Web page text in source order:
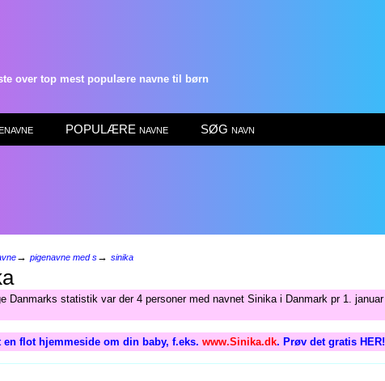
over top mest populære navne til børn
POPULÆRE navne SØG navn
→ pigenavne med s→ sinika
Danmarks statistik var der 4 personer med navnet Sinika i Danmark pr 1. januar
en flot hjemmeside om din baby, f.eks. www.Sinika.dk. Prøv det gratis HER!